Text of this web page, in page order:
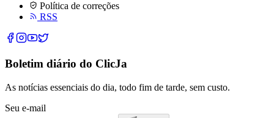
Política de correções
RSS
Boletim diário do ClicJa
As notícias essenciais do dia, todo fim de tarde, sem custo.
Seu e-mail